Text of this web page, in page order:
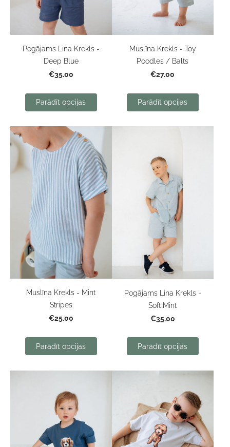
Pogājams Lina Krekls -
Deep Blue
€35.00
Parādīt opcijas
Muslīna Krekls - Toy
Poodles / Balts
€27.00
Parādīt opcijas
Muslīna Krekls - Mint
Stripes
€25.00
Parādīt opcijas
Pogājams Lina Krekls -
Soft Mint
€35.00
Parādīt opcijas